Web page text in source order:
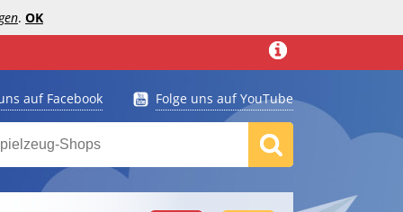
. OK
auf Facebook Folge uns auf YouTube